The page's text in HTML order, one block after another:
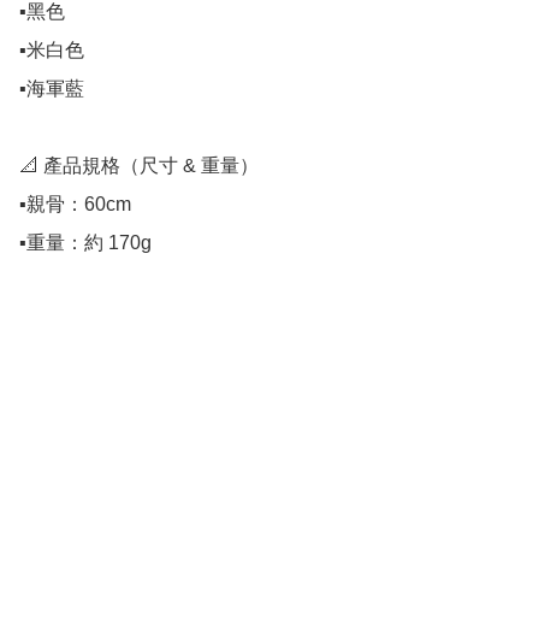
▪️黑色
▪️米白色
▪️海軍藍
📐 產品規格（尺寸 & 重量）
▪️親骨：60cm
▪️重量：約 170g